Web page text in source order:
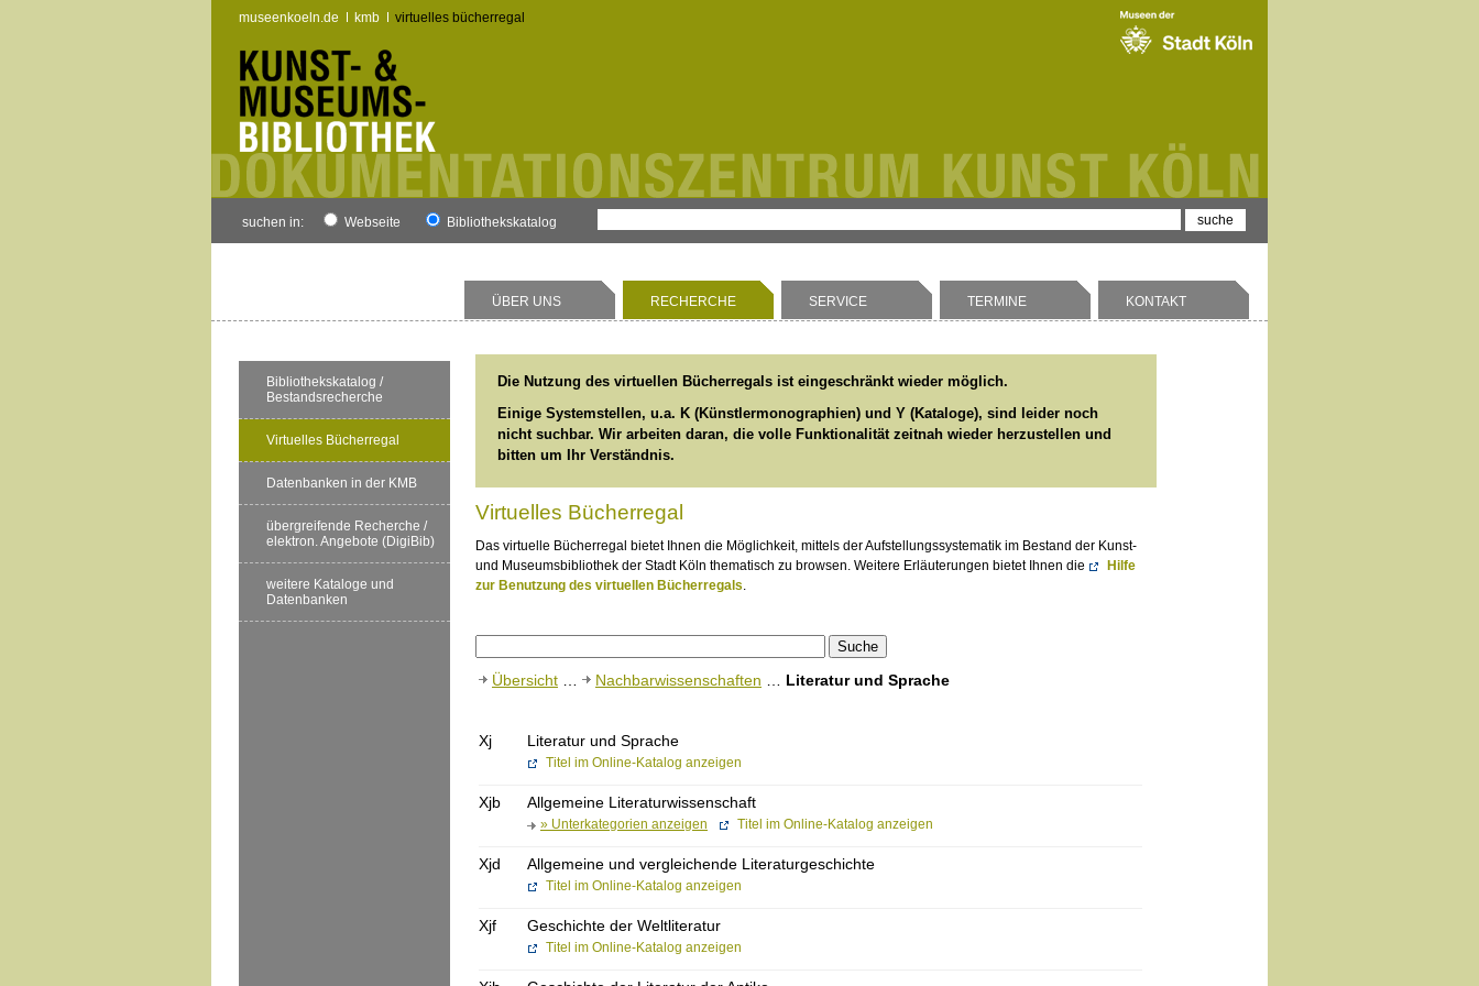
museenkoeln.de kmb virtuelles bücherregal
suchen in: Webseite Bibliothekskatalog
ÜBER UNS RECHERCHE SERVICE TERMINE KONTAKT
Bibliothekskatalog /
Bestandsrecherche
Virtuelles Bücherregal
Datenbanken in der KMB
übergreifende Recherche /
elektron. Angebote (DigiBib)
weitere Kataloge und
Datenbanken
Die Nutzung des virtuellen Bücherregals ist eingeschränkt wieder möglich.
Einige Systemstellen, u.a. K (Künstlermonographien) und Y (Kataloge), sind leider noch
nicht suchbar. Wir arbeiten daran, die volle Funktionalität zeitnah wieder herzustellen und
bitten um Ihr Verständnis.
Virtuelles Bücherregal
Das virtuelle Bücherregal bietet Ihnen die Möglichkeit, mittels der Aufstellungssystematik im Bestand der Kunst-
und Museumsbibliothek der Stadt Köln thematisch zu browsen. Weitere Erläuterungen bietet Ihnen die
Hilfe
zur Benutzung des virtuellen Bücherregals
Übersicht Nachbarwissenschaften Literatur und Sprache
Xj Literatur und Sprache
Titel im Online-Katalog anzeigen
Xjb Allgemeine Literaturwissenschaft
» Unterkategorien anzeigen Titel im Online-Katalog anzeigen
Xjd Allgemeine und vergleichende Literaturgeschichte
Titel im Online-Katalog anzeigen
Xjf Geschichte der Weltliteratur
Titel im Online-Katalog anzeigen